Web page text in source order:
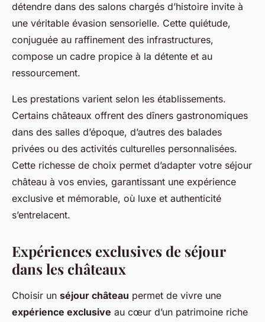
détendre dans des salons chargés d’histoire invite à
une véritable évasion sensorielle. Cette quiétude,
conjuguée au raffinement des infrastructures,
compose un cadre propice à la détente et au
ressourcement.
Les prestations varient selon les établissements.
Certains châteaux offrent des dîners gastronomiques
dans des salles d’époque, d’autres des balades
privées ou des activités culturelles personnalisées.
Cette richesse de choix permet d’adapter votre séjour
château à vos envies, garantissant une expérience
exclusive et mémorable, où luxe et authenticité
s’entrelacent.
Expériences exclusives de séjour
dans les châteaux
Choisir un séjour château permet de vivre une
expérience exclusive au cœur d’un patrimoine riche